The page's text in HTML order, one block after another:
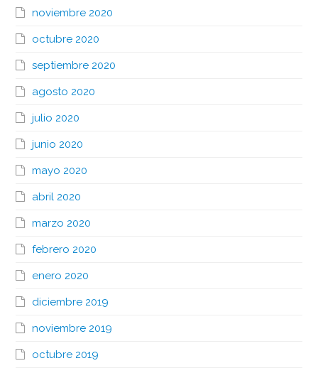
noviembre 2020
octubre 2020
septiembre 2020
agosto 2020
julio 2020
junio 2020
mayo 2020
abril 2020
marzo 2020
febrero 2020
enero 2020
diciembre 2019
noviembre 2019
octubre 2019